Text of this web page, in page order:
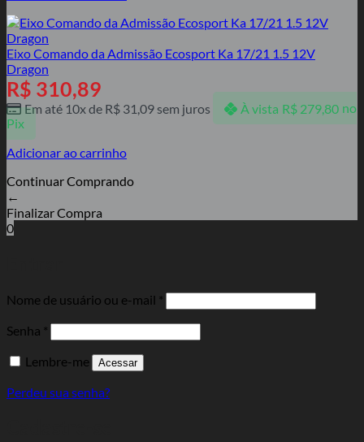
Eixo Comando da Admissão Ecosport Ka 17/21 1.5 12V
Dragon
R$ 310,89
Em até 10x de R$ 31,09 sem juros À vista R$279,80 no
Pix
Adicionar ao carrinho
Continuar Comprando
←
Finalizar Compra
0
Nome de usuário ou e-mail * Obrigatório
Senha * Obrigatório
Lembre-me Acessar
Perdeu sua senha?